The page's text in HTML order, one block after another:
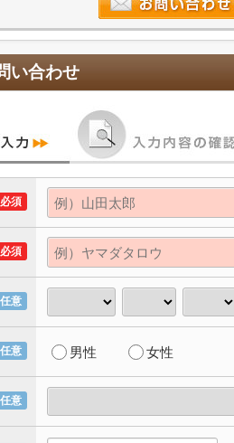
い合わせ
必須
必須
任意
任意 男性 女性
任意